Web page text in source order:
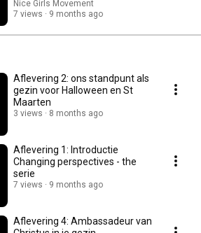
Nice Girls Movement
7 views
9 months ago
Aflevering 2: ons standpunt als
gezin voor Halloween en St
Maarten
3 views 8 months ago
Aflevering 1: Introductie
Changing perspectives - the
serie
7 views 9 months ago
Aflevering 4: Ambassadeur van